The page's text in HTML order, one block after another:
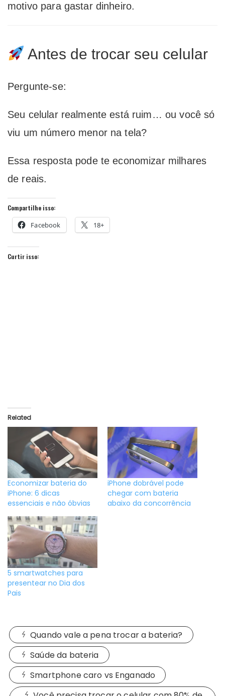
motivo para gastar dinheiro.
Antes de trocar seu celular
Pergunte-se:
Seu celular realmente está ruim… ou você só
viu um número menor na tela?
Essa resposta pode te economizar milhares
de reais.
Compartilhe isso:
Facebook 18+
Curtir isso:
Related
Economizar bateria do
iPhone: 6 dicas
essenciais e não óbvias
iPhone dobrável pode
chegar com bateria
abaixo da concorrência
5 smartwatches para
presentear no Dia dos
Pais
Quando vale a pena trocar a bateria?
Saúde da bateria
Smartphone caro vs Enganado